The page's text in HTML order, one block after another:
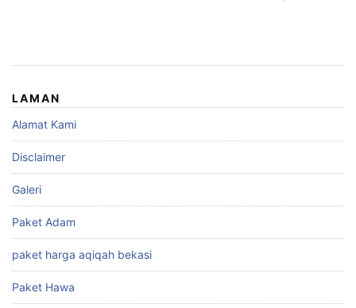
LAMAN
Alamat Kami
Disclaimer
Galeri
Paket Adam
paket harga aqiqah bekasi
Paket Hawa